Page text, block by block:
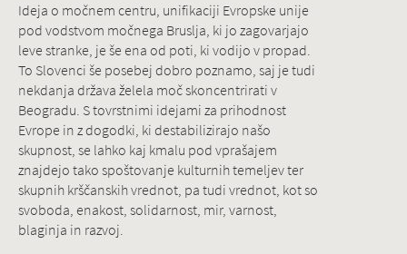
Ideja o močnem centru, unifikaciji Evropske unije
pod vodstvom močnega Bruslja, ki jo zagovarjajo
leve stranke, je še ena od poti, ki vodijo v propad.
To Slovenci še posebej dobro poznamo, saj je tudi
nekdanja država želela moč skoncentrirati v
Beogradu. S tovrstnimi idejami za prihodnost
Evrope in z dogodki, ki destabilizirajo našo
skupnost, se lahko kaj kmalu pod vprašajem
znajdejo tako spoštovanje kulturnih temeljev ter
skupnih krščanskih vrednot, pa tudi vrednot, kot so
svoboda, enakost, solidarnost, mir, varnost,
blaginja in razvoj.